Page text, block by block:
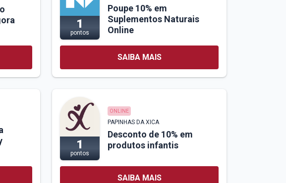
1
pontos
Poupe 10% em
Suplementos Naturais
Online
SAIBA MAIS
1
pontos
ONLINE
PAPINHAS DA XICA
Desconto de 10% em
produtos infantis
SAIBA MAIS